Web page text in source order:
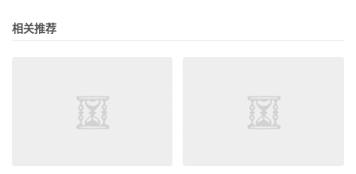
相关推荐